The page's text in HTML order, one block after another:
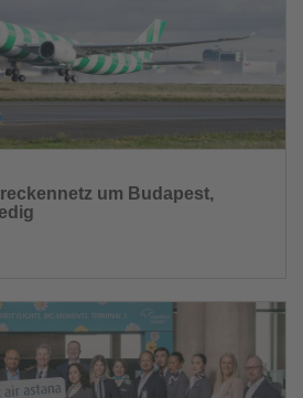
um Budapest,
07.05.2026